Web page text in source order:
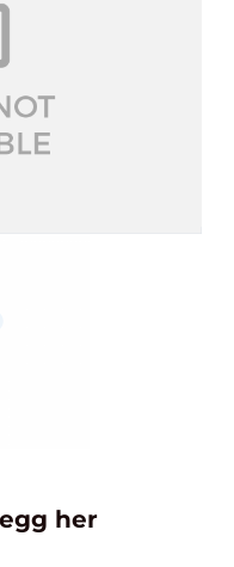
her